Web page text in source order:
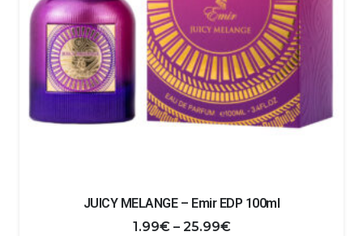
JUICY MELANGE – Emir EDP 100ml
1.99€ – 25.99€Zakres